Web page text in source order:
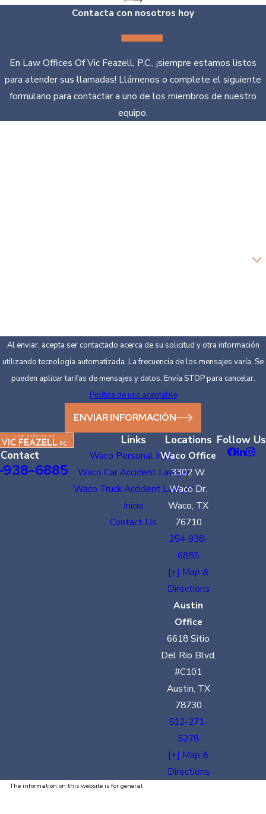
Contacta con nosotros hoy
En Law Offices Of Vic Feazell, P.C., ¡siempre estamos listos
para atender sus llamadas! Llámenos o complete el siguiente
formulario para contactar a uno de los miembros de nuestro
equipo.
Al enviar, acepta ser contactado acerca de su solicitud y otra información
utilizando tecnología automatizada. La frecuencia de los mensajes varía. Se
pueden aplicar tarifas de mensajes y datos. Envía STOP para cancelar.
Política de uso aceptable
ENVIAR INFORMACIÓN
Contact
6885
Links
Waco Personal Injury
Waco Car Accident Lawyer
Waco Truck Accident Lawyer
Inicio
Contact Us
Locations
Waco Office
3302 W.
Waco Dr.
Waco, TX
76710
254-938-
6885
[+] Map &
Directions
Austin
Office
6618 Sitio
Del Rio Blvd.
#C101
Austin, TX
78730
512-271-
5278
[+] Map &
Directions
Follow Us
The information on this website is for general